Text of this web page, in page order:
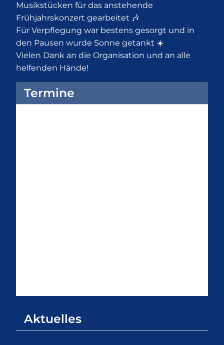
Termine
Musikstücken für das anstehende
Frühjahrskonzert gearbeitet 🎶
Für Verpflegung war bestens gesorgt und in
den Pausen wurde Sonne getankt ☀️
Vielen Dank an die Organisation und an alle
helfenden Hände!
Aktuelles